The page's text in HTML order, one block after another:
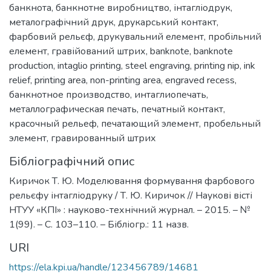
банкнота, банкнотне виробництво, інтагліодрук,
металографічний друк, друкарський контакт,
фарбовий рельєф, друкувальний елемент, пробільний
елемент, гравійований штрих, banknote, banknote
production, intaglio printing, steel engraving, printing nip, ink
relief, printing area, non-printing area, engraved recess,
банкнотное производство, интаглиопечать,
металлографическая печать, печатный контакт,
красочный рельеф, печатающий элемент, пробельный
элемент, гравированный штрих
Бібліографічний опис
Киричок Т. Ю. Моделювання формування фарбового
рельєфу інтагліодруку / Т. Ю. Киричок // Наукові вісті
НТУУ «КПІ» : науково-технічний журнал. – 2015. – №
1(99). – С. 103–110. – Бібліогр.: 11 назв.
URI
https://ela.kpi.ua/handle/123456789/14681